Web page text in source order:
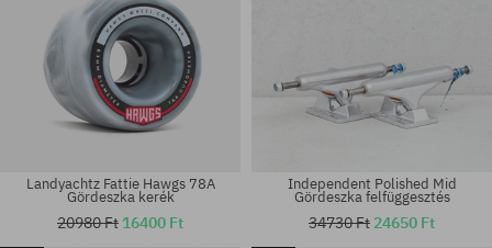
Landyachtz Fattie Hawgs 78A
Gördeszka kerék
20980 Ft 16400 Ft
Independent Polished Mid
Gördeszka felfüggesztés
34730 Ft 24650 Ft